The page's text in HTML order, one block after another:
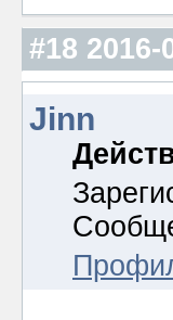
#18 2016-
Jinn